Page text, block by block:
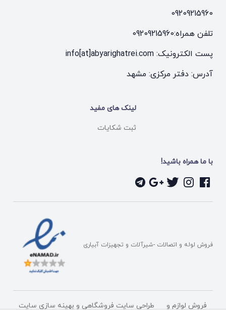
09209215960
تلفن همراه:09209215960
پست الکترونیک: info[at]abyarighatrei.com
آدرس: دفتر مرکزی: مشهد
لینک های مفید
ثبت شکایات
با ما همراه باشید!
فروش لوله و اتصالات -شیرآلات و تجهیزات آبیاری
فروش لوازم و طراحی سایت فروشگاهی و بهینه سازی سایت